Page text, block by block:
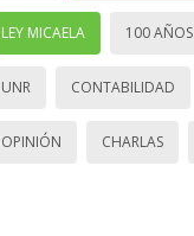
LEY MICAELA 100 AÑOS
UNR CONTABILIDAD
OPINIÓN CHARLAS